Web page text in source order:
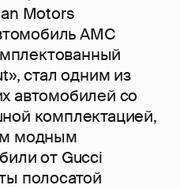
Motors
AMC
стал одним из
автомобилей со
комплектацией,
модным
от Gucci
полосатой